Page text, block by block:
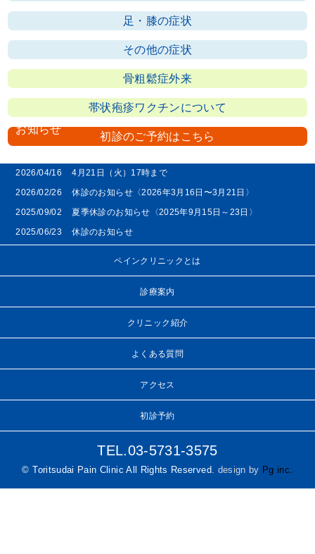
足・膝の症状
その他の症状
骨粗鬆症外来
帯状疱疹ワクチンについて
初診のご予約はこちら
お知らせ
2026/04/16
4月21日（火）17時まで
2026/02/26
休診のお知らせ〈2026年3月16日〜3月21日〉
2025/09/02
夏季休診のお知らせ〈2025年9月15日～23日〉
2025/06/23
休診のお知らせ
ペインクリニックとは
診療案内
クリニック紹介
よくある質問
アクセス
初診予約
TEL.03-5731-3575
© Toritsudai Pain Clinic All Rights Reserved. design by Pg inc.